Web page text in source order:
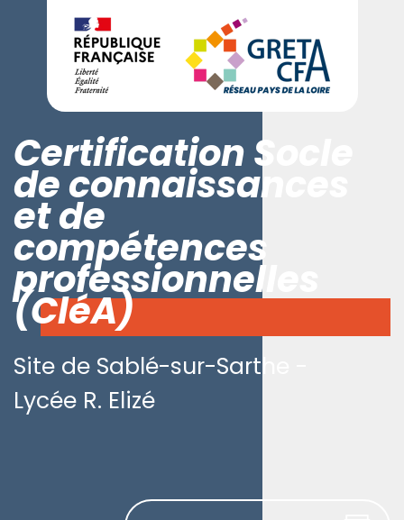
Certification Socle
de connaissances
et de
compétences
professionnelles
(CléA)
Site de Sablé-sur-Sarthe -
Lycée R. Elizé